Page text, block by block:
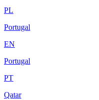
PL
Portugal
EN
Portugal
PT
Qatar